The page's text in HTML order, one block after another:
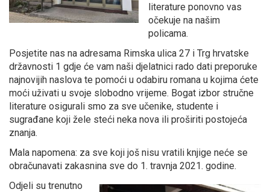
literature ponovno vas
očekuje na našim
policama.
Posjetite nas na adresama Rimska ulica 27 i Trg hrvatske
državnosti 1 gdje će vam naši djelatnici rado dati preporuke
najnovijih naslova te pomoći u odabiru romana u kojima ćete
moći uživati u svoje slobodno vrijeme. Bogat izbor stručne
literature osigurali smo za sve učenike, studente i
sugrađane koji žele steći neka nova ili proširiti postojeća
znanja.
Mala napomena: za sve koji još nisu vratili knjige neće se
obračunavati zakasnina sve do 1. travnja 2021. godine.
Odjeli su trenutno